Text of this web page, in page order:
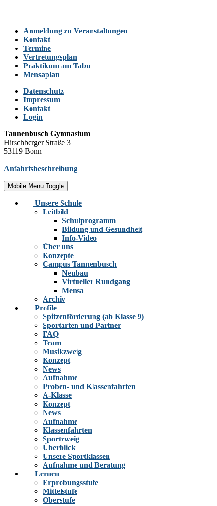
Anmeldung zu Veranstaltungen
Kontakt
Termine
Vertretungsplan
Praktikum am Tabu
Mensaplan
Datenschutz
Impressum
Kontakt
Login
Tannenbusch Gymnasium
Hirschberger Straße 3
53119 Bonn
Anfahrtsbeschreibung
Mobile Menu Toggle
Unsere Schule
Leitbild
Schulprogramm
Bildung und Gesundheit
Info-Video
Über uns
Konzepte
Campus Tannenbusch
Neubau
Virtueller Rundgang
Mensa
Archiv
Profile
Spitzenförderung (ab Klasse 9)
Sportarten und Partner
FAQ
Team
Musikzweig
Konzept
News
Aufnahme
Proben- und Klassenfahrten
A-Klasse
Konzept
News
Aufnahme
Klassenfahrten
Sportzweig
Überblick
Unsere Sportklassen
Aufnahme und Beratung
Lernen
Erprobungsstufe
Mittelstufe
Oberstufe